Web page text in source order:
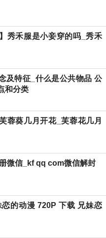
秀禾服是小妾穿的吗_秀禾
及特征_什么是公共物品 公
和分类
蓉葵几月开花_芙蓉花几月
微信_kf qq com微信解封
的动漫 720P 下载 兄妹恋